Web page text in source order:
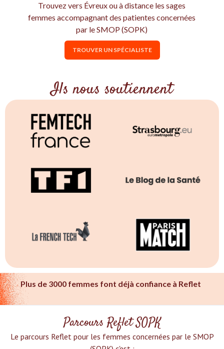
Trouvez vers Évreux ou à distance les sages
femmes accompagnant des patientes concernées
par le SMOP (SOPK)
TROUVER UN SPÉCIALISTE
Ils nous soutiennent
Plus de 3000 femmes font déjà confiance à Reflet
Parcours Reflet SOPK
Le parcours Reflet pour les femmes concernées par le SMOP